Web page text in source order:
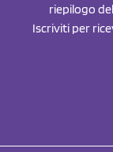
riepilogo
Iscriviti per